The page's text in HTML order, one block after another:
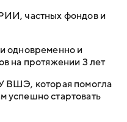
частных фондов и
одновременно и
на протяжении 3 лет
ВШЭ, которая помогла
успешно стартовать